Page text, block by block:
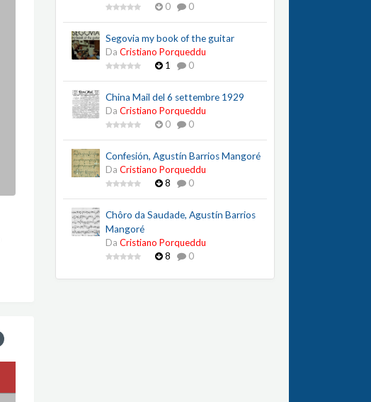
0
0
Segovia my book of the guitar
Da Cristiano Porqueddu
1
0
China Mail del 6 settembre 1929
Da Cristiano Porqueddu
0
0
Confesión, Agustín Barrios Mangoré
Da Cristiano Porqueddu
8
0
Chôro da Saudade, Agustín Barrios
Mangoré
Da Cristiano Porqueddu
8
0